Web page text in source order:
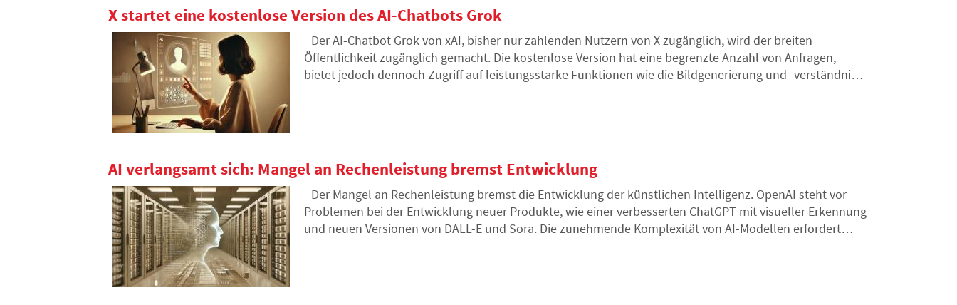
X startet eine kostenlose Version des AI-Chatbots Grok
Der AI-Chatbot Grok von xAI, bisher nur zahlenden Nutzern von X zugänglich, wird der breiten
Öffentlichkeit zugänglich gemacht. Die kostenlose Version hat eine begrenzte Anzahl von Anfragen,
bietet jedoch dennoch Zugriff auf leistungsstarke Funktionen wie die Bildgenerierung und -verständnis.
AI verlangsamt sich: Mangel an Rechenleistung bremst Entwicklung
Der Mangel an Rechenleistung bremst die Entwicklung der künstlichen Intelligenz. OpenAI steht vor
Problemen bei der Entwicklung neuer Produkte, wie einer verbesserten ChatGPT mit visueller Erkennung
und neuen Versionen von DALL-E und Sora. Die zunehmende Komplexität von AI-Modellen erfordert